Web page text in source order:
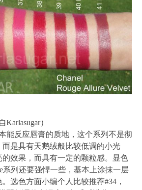
Karlasugar）
能反应唇膏的质地，这个系列不是彻
是具有天鹅绒般比较低调的小光
效果，而具有一定的颗粒感。显色
系列还要强悍一些，基本上涂抹一层
选色方面小编个人比较推荐#34，